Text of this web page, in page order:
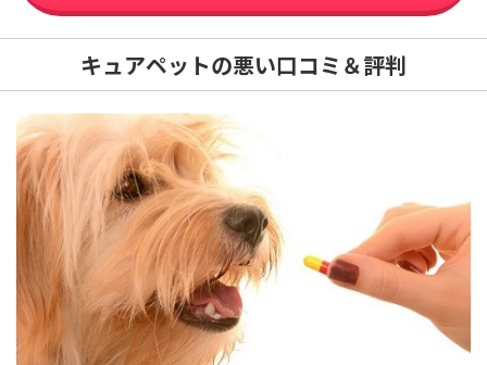
キュアペットの悪い口コミ＆評判